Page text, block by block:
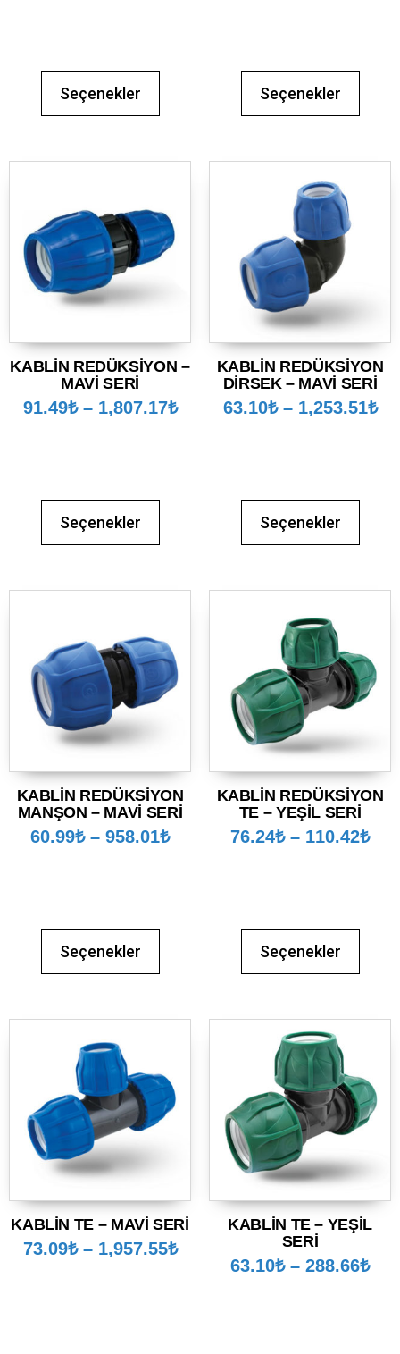
Seçenekler Seçenekler
KABLİN REDÜKSİYON –
MAVİ SERİ
91.49₺ – 1,807.17₺
Seçenekler
KABLİN REDÜKSİYON
DİRSEK – MAVİ SERİ
63.10₺ – 1,253.51₺
Seçenekler
KABLİN REDÜKSİYON
MANŞON – MAVİ SERİ
60.99₺ – 958.01₺
Seçenekler
KABLİN REDÜKSİYON
TE – YEŞİL SERİ
76.24₺ – 110.42₺
Seçenekler
KABLİN TE – MAVİ SERİ
73.09₺ – 1,957.55₺
KABLİN TE – YEŞİL
SERİ
63.10₺ – 288.66₺